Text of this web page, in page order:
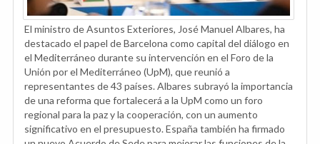
El ministro de Asuntos Exteriores, José Manuel Albares, ha
destacado el papel de Barcelona como capital del diálogo en
el Mediterráneo durante su intervención en el Foro de la
Unión por el Mediterráneo (UpM), que reunió a
representantes de 43 países. Albares subrayó la importancia
de una reforma que fortalecerá a la UpM como un foro
regional para la paz y la cooperación, con un aumento
significativo en el presupuesto. España también ha firmado